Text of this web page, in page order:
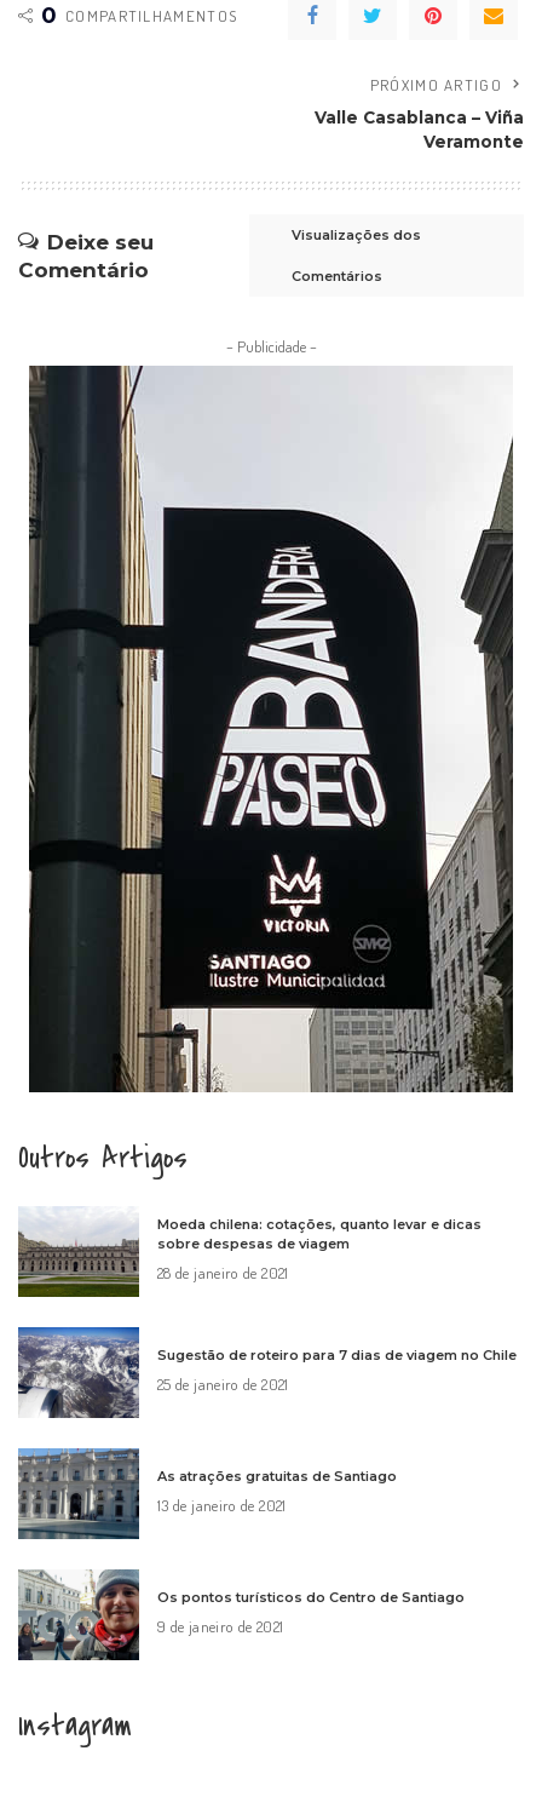
0 COMPARTILHAMENTOS
PRÓXIMO ARTIGO
Valle Casablanca – Viña
Veramonte
Deixe seu
Comentário
Visualizações dos
Comentários
– Publicidade –
Outros Artigos
Moeda chilena: cotações, quanto levar e dicas
sobre despesas de viagem
28 de janeiro de 2021
Sugestão de roteiro para 7 dias de viagem no Chile
25 de janeiro de 2021
As atrações gratuitas de Santiago
13 de janeiro de 2021
Os pontos turísticos do Centro de Santiago
9 de janeiro de 2021
Instagram